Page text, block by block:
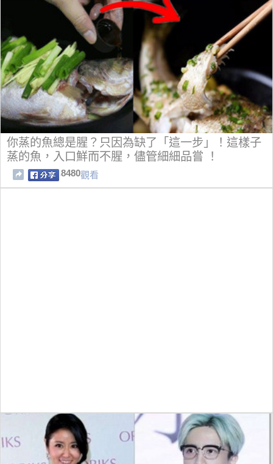
你蒸的魚總是腥？只因為缺了「這一步」！這樣子
蒸的魚，入口鮮而不腥，儘管細細品嘗 ！
8480觀看